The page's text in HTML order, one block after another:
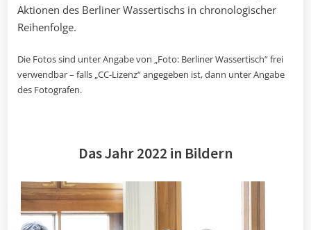
Aktionen des Berliner Wassertischs in chronologischer
Reihenfolge.
Die Fotos sind unter Angabe von „Foto: Berliner Wassertisch“ frei
verwendbar – falls „CC-Lizenz“ angegeben ist, dann unter Angabe
des Fotografen.
Das Jahr 2022 in Bildern